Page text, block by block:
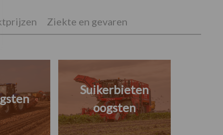
Ziekte en gevaren
Suikerbieten
oogsten